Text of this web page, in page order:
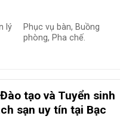
lý
Phục vụ bàn, Buồng
phòng, Pha chế.
tạo và Tuyển sinh
sạn uy tín tại Bạc